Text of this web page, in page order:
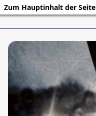
Zum Hauptinhalt der Seite